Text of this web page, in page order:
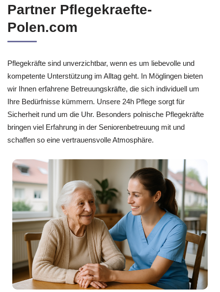
Partner Pflegekraefte-
Polen.com
Pflegekräfte sind unverzichtbar, wenn es um liebevolle und
kompetente Unterstützung im Alltag geht. In Möglingen bieten
wir Ihnen erfahrene Betreuungskräfte, die sich individuell um
Ihre Bedürfnisse kümmern. Unsere 24h Pflege sorgt für
Sicherheit rund um die Uhr. Besonders polnische Pflegekräfte
bringen viel Erfahrung in der Seniorenbetreuung mit und
schaffen so eine vertrauensvolle Atmosphäre.